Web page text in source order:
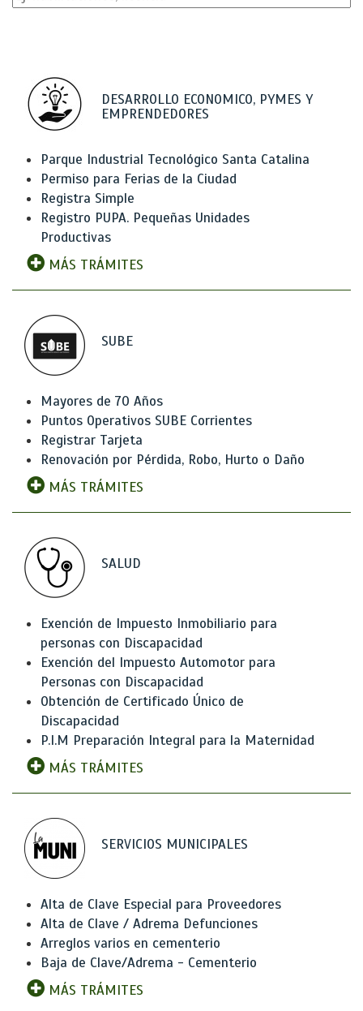
DESARROLLO ECONOMICO, PYMES Y
EMPRENDEDORES
Parque Industrial Tecnológico Santa Catalina
Permiso para Ferias de la Ciudad
Registra Simple
Registro PUPA. Pequeñas Unidades
Productivas
MÁS TRÁMITES
SUBE
Mayores de 70 Años
Puntos Operativos SUBE Corrientes
Registrar Tarjeta
Renovación por Pérdida, Robo, Hurto o Daño
MÁS TRÁMITES
SALUD
Exención de Impuesto Inmobiliario para
personas con Discapacidad
Exención del Impuesto Automotor para
Personas con Discapacidad
Obtención de Certificado Único de
Discapacidad
P.I.M Preparación Integral para la Maternidad
MÁS TRÁMITES
SERVICIOS MUNICIPALES
Alta de Clave Especial para Proveedores
Alta de Clave / Adrema Defunciones
Arreglos varios en cementerio
Baja de Clave/Adrema - Cementerio
MÁS TRÁMITES